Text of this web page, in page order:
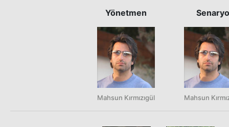
Yönetmen
Mahsun Kırmızıgül
Senaryo
Mahsun